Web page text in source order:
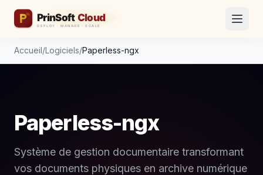
Accueil/Logiciels/Paperless-ngx
Paperless-ngx
Système de gestion documentaire transformant
vos documents physiques en archive numérique